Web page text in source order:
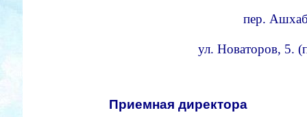
пер.
ул. Новаторов, 5.
Приемная директора